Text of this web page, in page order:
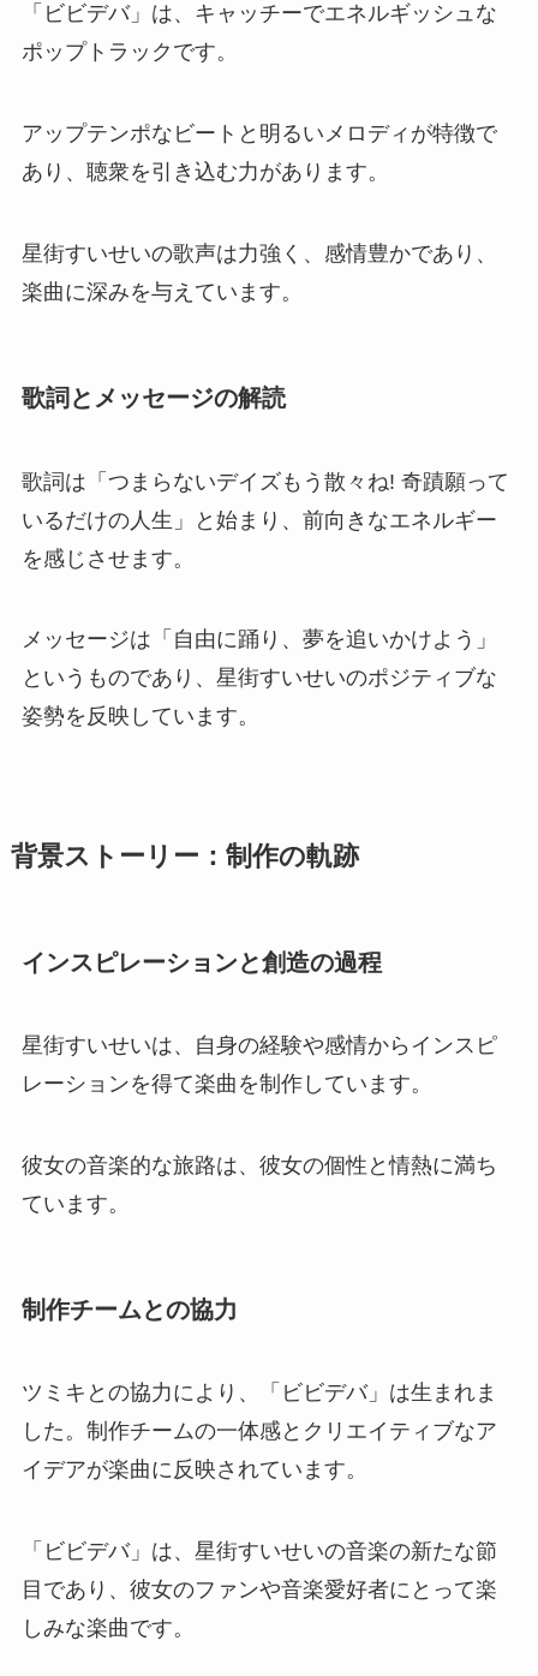
「ビビデバ」は、キャッチーでエネルギッシュな
ポップトラックです。
アップテンポなビートと明るいメロディが特徴で
あり、聴衆を引き込む力があります。
星街すいせいの歌声は力強く、感情豊かであり、
楽曲に深みを与えています。
歌詞とメッセージの解読
歌詞は「つまらないデイズもう散々ね! 奇蹟願って
いるだけの人生」と始まり、前向きなエネルギー
を感じさせます。
メッセージは「自由に踊り、夢を追いかけよう」
というものであり、星街すいせいのポジティブな
姿勢を反映しています。
背景ストーリー：制作の軌跡
インスピレーションと創造の過程
星街すいせいは、自身の経験や感情からインスピ
レーションを得て楽曲を制作しています。
彼女の音楽的な旅路は、彼女の個性と情熱に満ち
ています。
制作チームとの協力
ツミキとの協力により、「ビビデバ」は生まれま
した。制作チームの一体感とクリエイティブなア
イデアが楽曲に反映されています。
「ビビデバ」は、星街すいせいの音楽の新たな節
目であり、彼女のファンや音楽愛好者にとって楽
しみな楽曲です。